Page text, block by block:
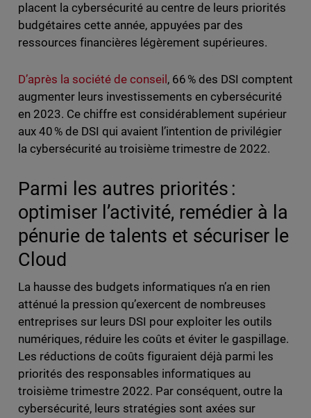
placent la cybersécurité au centre de leurs priorités
budgétaires cette année, appuyées par des
ressources financières légèrement supérieures.
D’après la société de conseil , 66 % des DSI comptent
augmenter leurs investissements en cybersécurité
en 2023. Ce chiffre est considérablement supérieur
aux 40 % de DSI qui avaient l’intention de privilégier
la cybersécurité au troisième trimestre de 2022.
Parmi les autres priorités :
optimiser l’activité, remédier à la
pénurie de talents et sécuriser le
Cloud
La hausse des budgets informatiques n’a en rien
atténué la pression qu’exercent de nombreuses
entreprises sur leurs DSI pour exploiter les outils
numériques, réduire les coûts et éviter le gaspillage.
Les réductions de coûts figuraient déjà parmi les
priorités des responsables informatiques au
troisième trimestre 2022. Par conséquent, outre la
cybersécurité, leurs stratégies sont axées sur